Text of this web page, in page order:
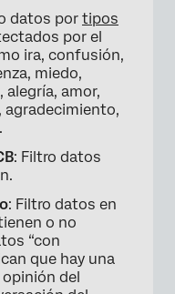
datos por tipos
por el
ira, confusión,
miedo,
amor,
agradecimiento,
: Filtro datos
: Filtro datos en
o no
“con
que hay una
opinión del